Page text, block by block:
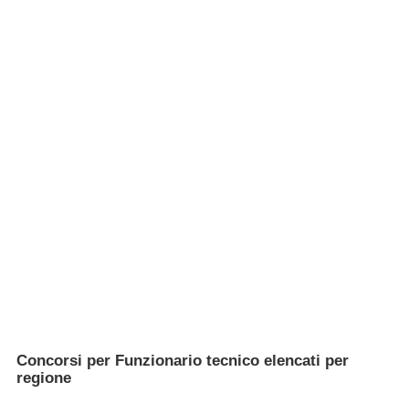
Concorsi per Funzionario tecnico elencati per
regione